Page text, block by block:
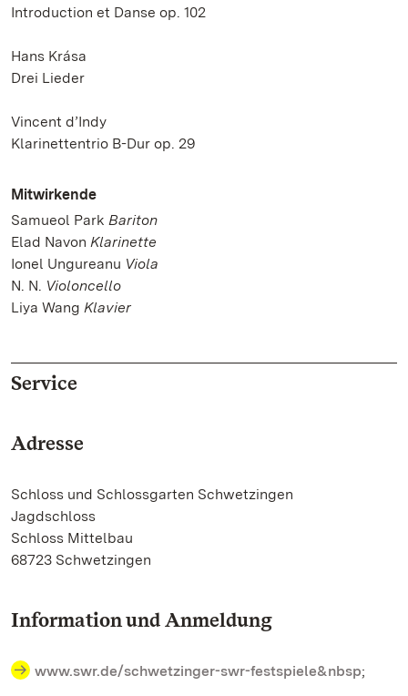
Introduction et Danse op. 102
Hans Krása
Drei Lieder
Vincent d’Indy
Klarinettentrio B-Dur op. 29
Mitwirkende
Samueol Park Bariton
Elad Navon Klarinette
Ionel Ungureanu Viola
N. N. Violoncello
Liya Wang Klavier
Service
Adresse
Schloss und Schlossgarten Schwetzingen
Jagdschloss
Schloss Mittelbau
68723 Schwetzingen
Information und Anmeldung
www.swr.de/schwetzinger-swr-festspiele&nbsp;